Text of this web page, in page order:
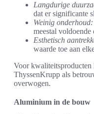
Langdurige
dat er significante
Weinig onderhoud:
meestal voldoende
Esthetisch
waarde toe aan
Voor kwaliteitsproducten
ThyssenKrupp als
overwogen.
Aluminium in de bouw